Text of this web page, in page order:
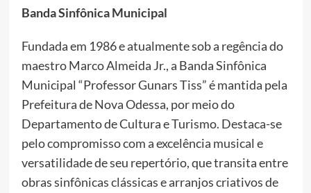
Banda Sinfônica Municipal
Fundada em 1986 e atualmente sob a regência do
maestro Marco Almeida Jr., a Banda Sinfônica
Municipal “Professor Gunars Tiss” é mantida pela
Prefeitura de Nova Odessa, por meio do
Departamento de Cultura e Turismo. Destaca-se
pelo compromisso com a excelência musical e
versatilidade de seu repertório, que transita entre
obras sinfônicas clássicas e arranjos criativos de